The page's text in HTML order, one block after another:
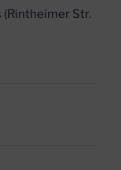
(Rintheimer Str.